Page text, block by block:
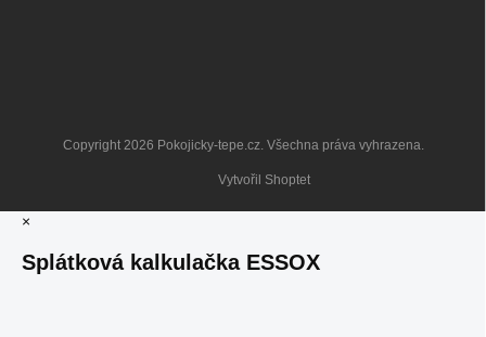
Vytvořil Shoptet
Copyright 2026 Pokojicky-tepe.cz. Všechna práva vyhrazena.
×
Splátková kalkulačka ESSOX